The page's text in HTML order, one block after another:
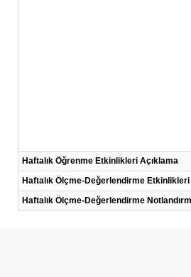
Haftalık Öğrenme Etkinlikleri Açıklama
Haftalık Ölçme-Değerlendirme Etkinlikleri
Haftalık Ölçme-Değerlendirme